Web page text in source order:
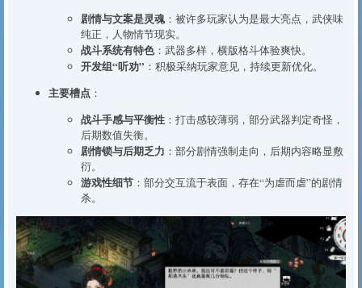
剧情与文案是灵魂 ：被许多玩家认为是最大亮点，武侠味
纯正，人物情节现实。
战斗系统有特色：武器多样，横版格斗体验爽快。
开发组“听劝” ：积极采纳玩家意见，持续更新优化。
主要槽点 ：
战斗手感与平衡性 ：打击感较薄弱，部分武器判定奇怪，
后期数值失衡。
剧情锁与后期乏力 ：部分剧情强制走向，后期内容略显敷
衍。
游戏性细节 ：部分交互流于表面，存在“为虐而虐”的剧情
杀。